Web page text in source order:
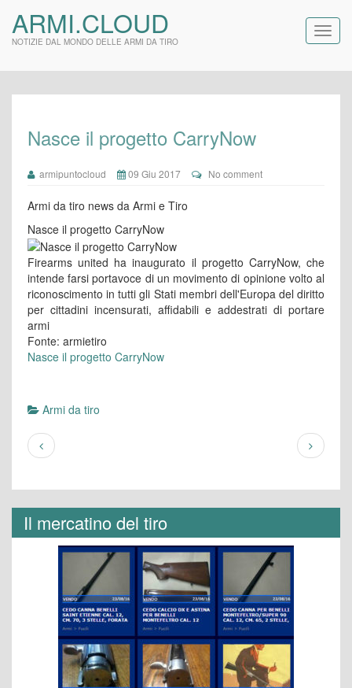
ARMI.CLOUD
NOTIZIE DAL MONDO DELLE ARMI DA TIRO
Nasce il progetto CarryNow
armipuntocloud 09 Giu 2017 No comment
Armi da tiro news da Armi e Tiro
Nasce il progetto CarryNow
Firearms united ha inaugurato il progetto CarryNow, che
intende farsi portavoce di un movimento di opinione volto al
riconoscimento in tutti gli Stati membri dell'Europa del diritto
per cittadini incensurati, affidabili e addestrati di portare
armi
Fonte: armietiro
Nasce il progetto CarryNow
Armi da tiro
Il mercatino del tiro